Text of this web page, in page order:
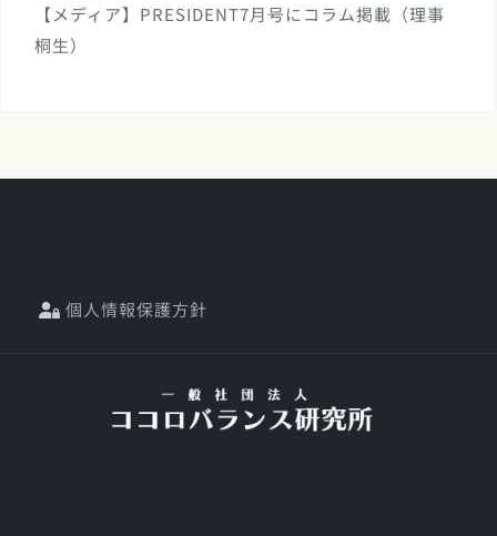
【メディア】PRESIDENT7月号にコラム掲載（理事
桐生）
個人情報保護方針